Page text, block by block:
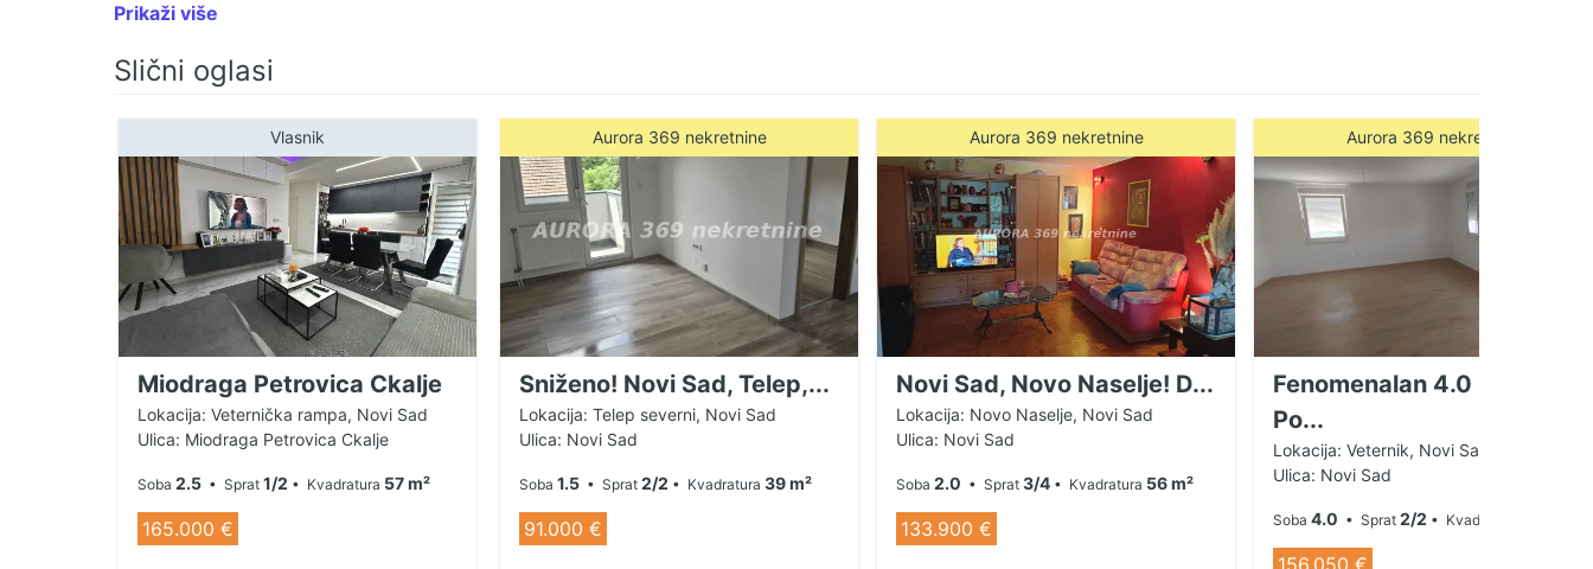
sobom i kupatilom. Pored toga, ima i pripadajuću podrumsku prostoriju kao i biciklanu.
Uredno je uknjižen na prodavca 1/ 1. Cena je 120.000 e + 3% posrednička naknada. Za više
informacija i detalja pozovite nas na: 061/300-99-59 Agencija AURORA 369 nekretnine
Registarski broj posrednika 1971.
Prikaži više
Slični oglasi
Vlasnik
Miodraga Petrovica Ckalje
Lokacija: Veternička rampa, Novi Sad
Ulica: Miodraga Petrovica Ckalje
Soba 2.5 • Sprat 1/2 • Kvadratura 57 m²
165.000 €
Aurora 369 nekretnine
Sniženo! Novi Sad, Telep,...
Lokacija: Telep severni, Novi Sad
Ulica: Novi Sad
Soba 1.5 • Sprat 2/2 • Kvadratura 39 m²
91.000 €
Aurora 369 nekretnine
Novi Sad, Novo Naselje! D...
Lokacija: Novo Naselje, Novi Sad
Ulica: Novi Sad
Soba 2.0 • Sprat 3/4 • Kvadratura 56 m²
133.900 €
Aurora 369 nekretnine
Fenomenalan 4.0 Stan -
Po...
Lokacija: Veternik, Novi Sad
Ulica: Novi Sad
Soba 4.0 • Sprat 2/2 • Kvadratura